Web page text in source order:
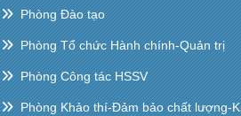
Phòng Đào tạo
Phòng Tổ chức Hành chính-Quản trị
Phòng Công tác HSSV
Phòng Khảo thí-Đảm bảo chất lượng-